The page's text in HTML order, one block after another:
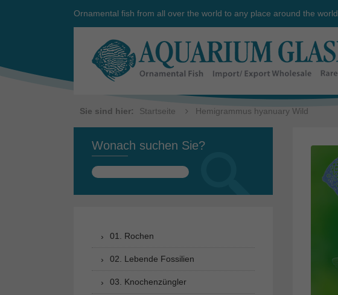
Ornamental fish from all over the world to any place around the world
Sie sind hier: Startseite Hemigrammus hyanuary Wild
Wonach suchen Sie?
Suchen
01. Rochen
02. Lebende Fossilien
03. Knochenzüngler